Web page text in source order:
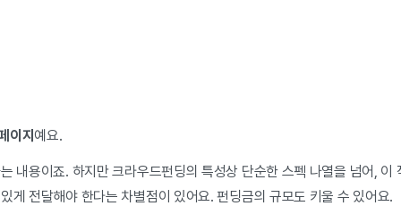
이지 예요.
내용이죠. 하지만 크라우드펀딩의 특성상 단순한 스펙 나열을 넘어, 이
게 전달해야 한다는 차별점이 있어요. 펀딩금의 규모도 키울 수 있어요.